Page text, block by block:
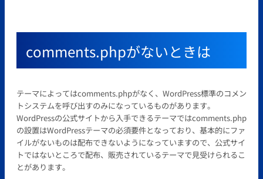
comments.phpがないときは
テーマによってはcomments.phpがなく、WordPress標準のコメン
トシステムを呼び出すのみになっているものがあります。
WordPressの公式サイトから入手できるテーマではcomments.php
の設置はWordPressテーマの必須要件となっており、基本的にファ
イルがないものは配布できないようになっていますので、公式サイ
トではないところで配布、販売されているテーマで見受けられるこ
とがあります。